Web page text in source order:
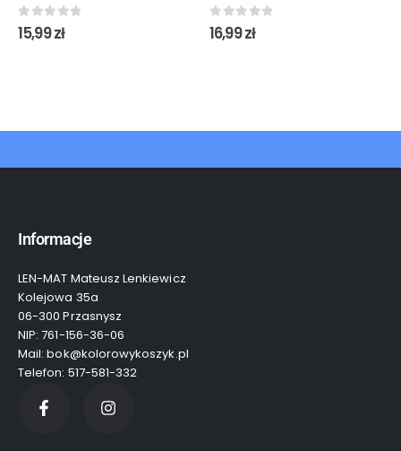
0out of 5
15,99zł 0out of 5
16,99zł
Informacje
LEN-MAT Mateusz Lenkiewicz
Kolejowa 35a
06-300 Przasnysz
NIP: 761-156-36-06
Mail: bok@kolorowykoszyk.pl
Telefon: 517-581-332